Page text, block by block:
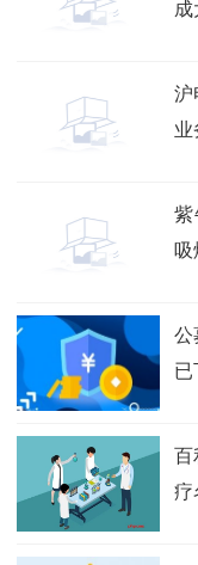
沪
业
紫
公
已
百
疗